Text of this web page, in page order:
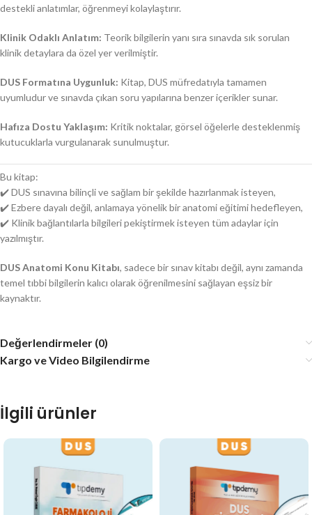
destekli anlatımlar, öğrenmeyi kolaylaştırır.
Klinik Odaklı Anlatım: Teorik bilgilerin yanı sıra sınavda sık sorulan
klinik detaylara da özel yer verilmiştir.
DUS Formatına Uygunluk: Kitap, DUS müfredatıyla tamamen
uyumludur ve sınavda çıkan soru yapılarına benzer içerikler sunar.
Hafıza Dostu Yaklaşım: Kritik noktalar, görsel öğelerle desteklenmiş
kutucuklarla vurgulanarak sunulmuştur.
Bu kitap:
✔️ DUS sınavına bilinçli ve sağlam bir şekilde hazırlanmak isteyen,
✔️ Ezbere dayalı değil, anlamaya yönelik bir anatomi eğitimi hedefleyen,
✔️ Klinik bağlantılarla bilgileri pekiştirmek isteyen tüm adaylar için
yazılmıştır.
DUS Anatomi Konu Kitabı, sadece bir sınav kitabı değil, aynı zamanda
temel tıbbi bilgilerin kalıcı olarak öğrenilmesini sağlayan eşsiz bir
kaynaktır.
Değerlendirmeler (0)
Kargo ve Video Bilgilendirme
İlgili ürünler